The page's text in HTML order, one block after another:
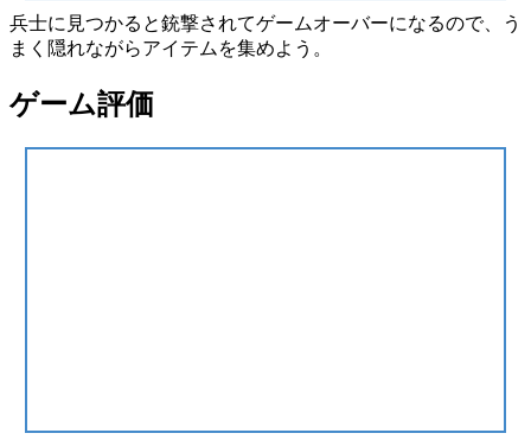
兵士に見つかると銃撃されてゲームオーバーになるので、う
まく 隠れながらアイテムを集めよう。
ゲーム評価